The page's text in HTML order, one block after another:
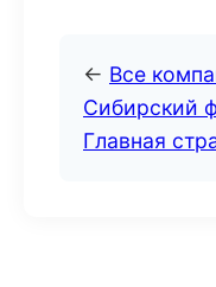
← Все
Сибирский
Главная